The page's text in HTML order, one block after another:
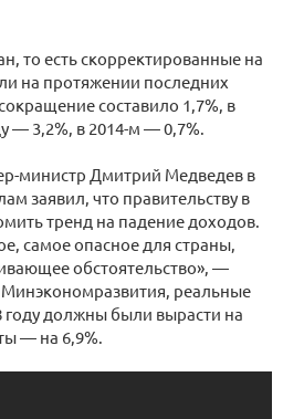
то есть скорректированные на
на протяжении последних
составило 1,7%, в
— 3,2%, в 2014-м — 0,7%.
министр Дмитрий Медведев ​в
заявил, что правительству в
тренд на падение доходов.
самое опасное для страны,
обстоятельство», —
реальные
году должны были вырасти ​на
— на 6,9%.